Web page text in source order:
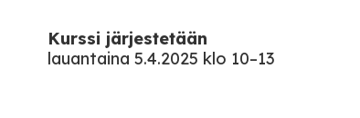
Kurssi järjestetään
lauantaina 5.4.2025 klo 10–13